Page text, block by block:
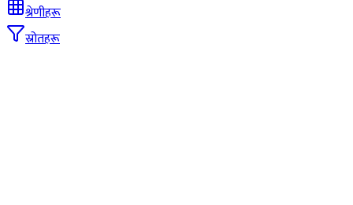
श्रेणीहरू
स्रोतहरू